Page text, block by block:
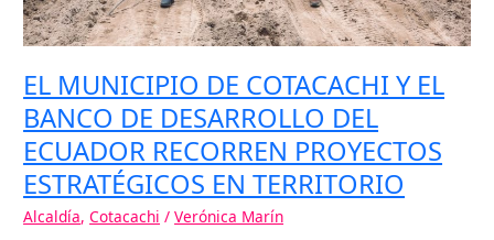
EL MUNICIPIO DE COTACACHI Y EL
BANCO DE DESARROLLO DEL
ECUADOR RECORREN PROYECTOS
ESTRATÉGICOS EN TERRITORIO
Alcaldía,Cotacachi /Verónica Marín
PROYECTOS
ESTRATÉGICOS
TERRITORIO